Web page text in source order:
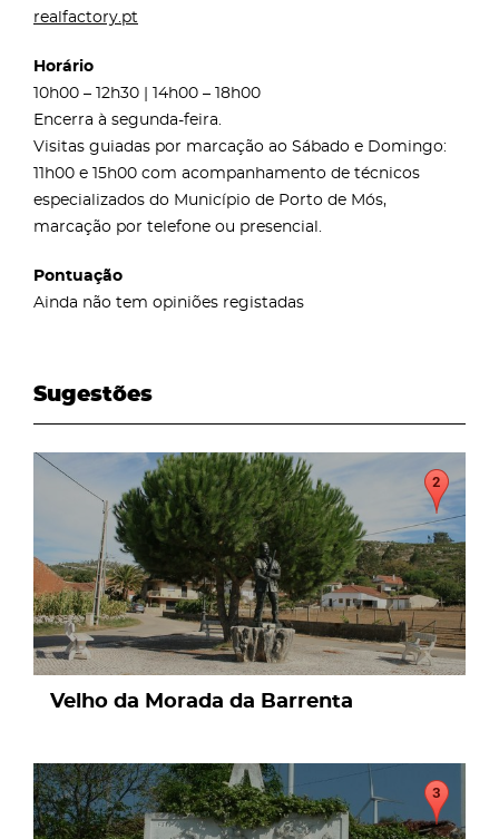
realfactory.pt
Horário
10h00 – 12h30 | 14h00 – 18h00
Encerra à segunda-feira.
Visitas guiadas por marcação ao Sábado e Domingo:
11h00 e 15h00 com acompanhamento de técnicos
especializados do Município de Porto de Mós,
marcação por telefone ou presencial.
Pontuação
Ainda não tem opiniões registadas
Sugestões
page
Velho da Morada da Barrenta
page